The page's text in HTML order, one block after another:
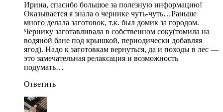
Ирина, спасибо большое за полезную информацию!
Оказывается я знала о чернике чуть-чуть…Раньше
много делала заготовок, т.к. был домик за городом.
Чернику заготавливала в собственном соку(томила на
водяной бане под крышкой, периодически добавляя
ягод). Надо к заготовкам вернуться, да и походы в лес —
это замечательная релаксация и возможность
подумать…
Ответить